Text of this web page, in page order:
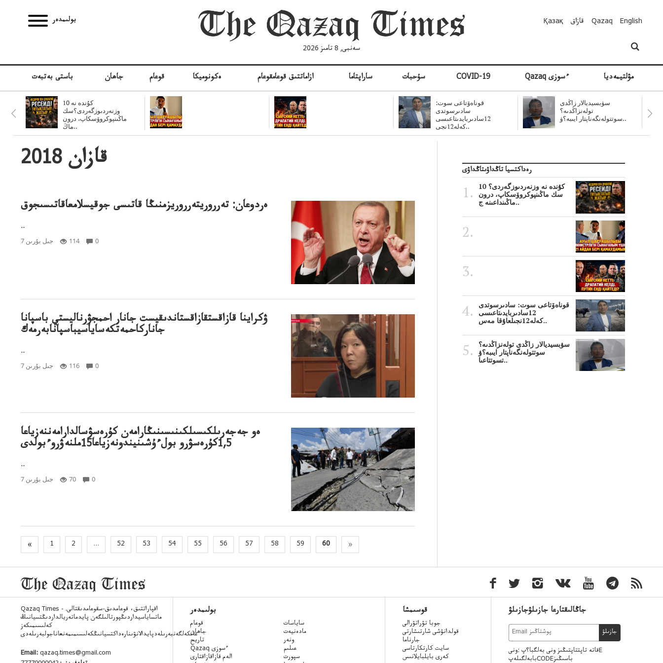
بولىمدەر
سەنبى, 8 تامىز 2026
Қазақ قازاق Qazaq English
باستى بەتبەت جاھان قوعام ەكونوميكا ازاماتتىق قوعامقوعام ساراپتاما سۇحبات COVID-19 Qazaq ءسوزى مۋلتيمەديا
10 كۇندە نە
وزنەردىوزگەردى؟سك
ماڭىنپوكروۆسكاپ، درون
ماڭ..
قوناەۆتاعى سوت:
سادىرسوتدى
12سادىربايدىتاعىسى
كەلە12نجى..
سۋبسيديالار زاڭدى
تولەنزاڭدىە؟
سوتتولەنگەناپتار ايىبە؟ۋ..
2018 قازان
ەردوعان: تەرروريتەرروريزمنىڭا قاتىسى جوقيسلامعاقاتىسىجوق
..
7 جىل بۇرىن 114 0
ۋكراينا قازاقستقازاقستاندىقيست جانار احمجۋرناليستي باسپانا
جاناركاحمەتكەساياسيباسپانابەرمەك
..
7 جىل بۇرىن 116 0
ەو جەجەرىلكىسىلكىنىسىنىڭارامەن كۇرەسۋسالدارامەننەزياعا
1,5كۇرەسۋرو بولءۇشىنيندونەزياعا15ملنەۋروءبولدى
..
7 جىل بۇرىن 70 0
« 1 2 ... 52 53 54 55 56 57 58 59 60 »
رەداكتسيا تاڭداۋىتاڭداۋى
10 كۇندە نە وزنەردىوزگەردى؟
سك ماڭىنپوكروۆسكاپ، درون
ماڭىنداعىنە ج..
قوناەۆتاعى سوت: سادىرسوتدى
12سادىربايدىتاعىسى
كەلە12نجىلعاۇقا مەس..
سۋبسيديالار زاڭدى تولەنزاڭدىە؟
سوتتولەنگەناپتار ايىبە؟ۋ
تسوتتاعىا..
Qazaq Times - اقپاراتتىق، قوعامدىق-سقوعامدىقتالى.
ماتساياسيداردىڭپورتالىلگەن پايدماتەريالداردىڭتسيانىڭ
كەلىسىمىكەز
عانكەلگەنبەرىلەدپايدالانۋىنارەداكتسيانىڭكەلىسىمىمەنعاناجولبەرىلەدى
Email: qazaq.times@gmail.com
بولىمدەر
قوعام
جاھان
تاريح
Qazaq ءسوزى
الەم قازاقازاقتارى
ساياسات
مادەنيەت
ونەر
عىلىم
سپورت
قوسىمشا
جوبا تۋراتۋرالى
قولدانۋشى شارتىشارتى
جارناما
سايت كارتكارتاسى
كەرى بايلبايلانىس
جاڭالىقتارعا جازىلۋجازىلۋ
جازىلۋ
قاتە تاپتتاپتىڭىز ونى بەلگبا؟پ :ونىE
بابەلگىلەپCODEباسىڭىز